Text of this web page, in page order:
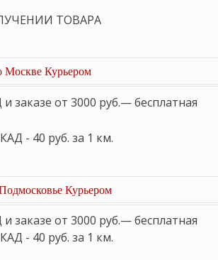
ТОВАРА
Москве Курьером
заказе от 3000 руб.— бесплатная
- 40 руб. за 1 км.
Курьером
заказе от 3000 руб.— бесплатная
- 40 руб. за 1 км.